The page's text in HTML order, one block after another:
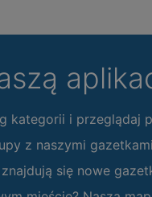
kategorii i przeglądaj
z naszymi gazetkami
się nowe